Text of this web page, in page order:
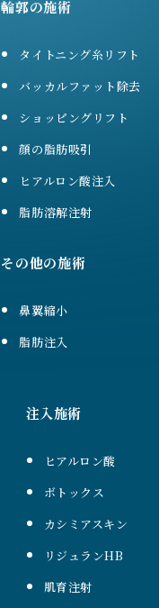
輪郭の施術
タイトニング糸リフト
バッカルファット除去
ショッピングリフト
顔の脂肪吸引
ヒアルロン酸注入
脂肪溶解注射
その他の施術
鼻翼縮小
脂肪注入
注入施術
ヒアルロン酸
ボトックス
カシミアスキン
リジュランHB
肌育注射